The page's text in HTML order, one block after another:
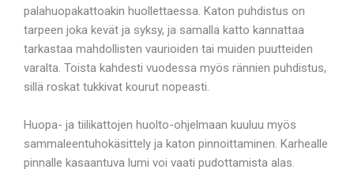
palahuopakattoakin huollettaessa. Katon puhdistus on
tarpeen joka kevät ja syksy, ja samalla katto kannattaa
tarkastaa mahdollisten vaurioiden tai muiden puutteiden
varalta. Toista kahdesti vuodessa myös rännien puhdistus,
sillä roskat tukkivat kourut nopeasti.
Huopa- ja tiilikattojen huolto-ohjelmaan kuuluu myös
sammaleentuhokäsittely ja katon pinnoittaminen. Karhealle
pinnalle kasaantuva lumi voi vaati pudottamista alas.